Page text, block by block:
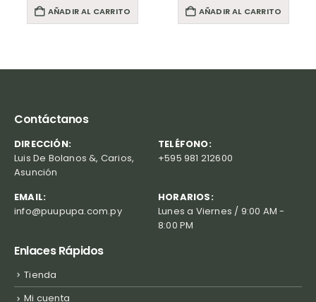
AÑADIR AL CARRITO AÑADIR AL CARRITO
Contáctanos
DIRECCIÓN:
Luis De Bolanos &, Carios,
Asunción
TELÉFONO:
+595 981 212600
EMAIL:
info@puupupa.com.py
HORARIOS:
Lunes a Viernes / 9:00 AM -
8:00 PM
Enlaces Rápidos
Tienda
Mi cuenta